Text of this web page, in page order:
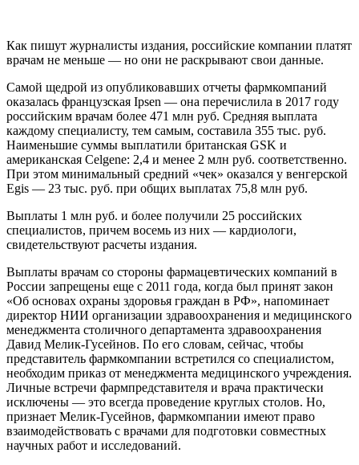
Как пишут журналисты издания, российские компании платят
врачам не меньше — но они не раскрывают свои данные.
Самой щедрой из опубликовавших отчеты фармкомпаний
оказалась французская Ipsen — она перечислила в 2017 году
российским врачам более 471 млн руб. Средняя выплата
каждому специалисту, тем самым, составила 355 тыс. руб.
Наименьшие суммы выплатили британская GSK и
американская Celgene: 2,4 и менее 2 млн руб. соответственно.
При этом минимальный средний «чек» оказался у венгерской
Egis — 23 тыс. руб. при общих выплатах 75,8 млн руб.
Выплаты 1 млн руб. и более получили 25 российских
специалистов, причем восемь из них — кардиологи,
свидетельствуют расчеты издания.
Выплаты врачам со стороны фармацевтических компаний в
России запрещены еще с 2011 года, когда был принят закон
«Об основах охраны здоровья граждан в РФ», напоминает
директор НИИ организации здравоохранения и медицинского
менеджмента столичного департамента здравоохранения
Давид Мелик-Гусейнов. По его словам, сейчас, чтобы
представитель фармкомпании встретился со специалистом,
необходим приказ от менеджмента медицинского учреждения.
Личные встречи фармпредставителя и врача практически
исключены — это всегда проведение круглых столов. Но,
признает Мелик-Гусейнов, фармкомпании имеют право
взаимодействовать с врачами для подготовки совместных
научных работ и исследований.